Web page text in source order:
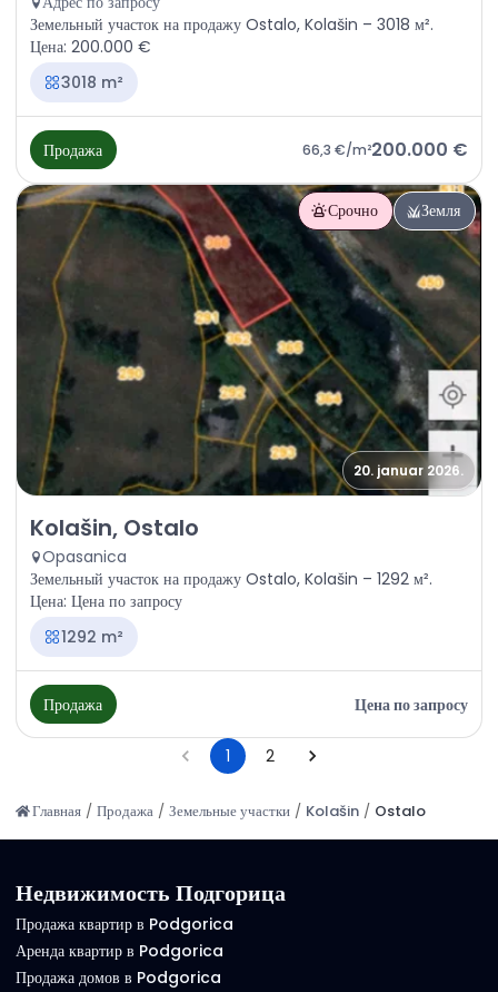
Земельный участок на продажу Ostalo, Kolašin – 3018 м².
Цена: 200.000 €
3018 m²
Продажа 66,3 €/m²200.000 €
Срочно Земля
20. januar 2026.
Продажа - Земля Kolašin, Ostalo
Kolašin, Ostalo
Opasanica
Земельный участок на продажу Ostalo, Kolašin – 1292 м².
Цена: Цена по запросу
1292 m²
Продажа Цена по запросу
1 2
Главная / Продажа / Земельные участки / Kolašin / Ostalo
Недвижимость Подгорица
Продажа квартир в Podgorica
Аренда квартир в Podgorica
Продажа домов в Podgorica